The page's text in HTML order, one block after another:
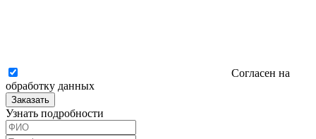
Согласен на
обработку данных
Заказать
Узнать подробности